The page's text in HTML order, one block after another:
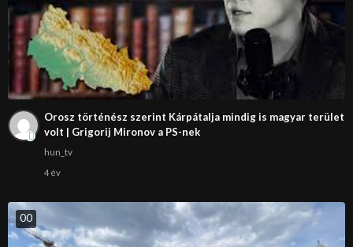
Orosz történész szerint Kárpátalja mindig is magyar terület
volt | Grigorij Mironov a PS-nek
hun_tv
4 év
00